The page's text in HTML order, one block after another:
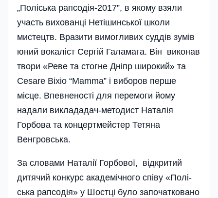
„Поліська рапсодія-2017”, в якому взяли
участь вихованці Нетішинської школи
мистецтв. Вразити вимогливих суддів зумів
юний вокаліст Сергій Галамага. Він виконав
твори «Реве та стогне Дніпр широкий» та
Cesare Bixio “Mamma” і виборов перше
місце. Впевненості для перемоги йому
надали виклададач-методист Наталія
Горбова та концертмейстер Тетяна
Венгровська.
За словами Наталії Горбової, відкритий
дитячий конкурс академічного співу «Полі­
ська рапсодія» у Шостці було започатковано